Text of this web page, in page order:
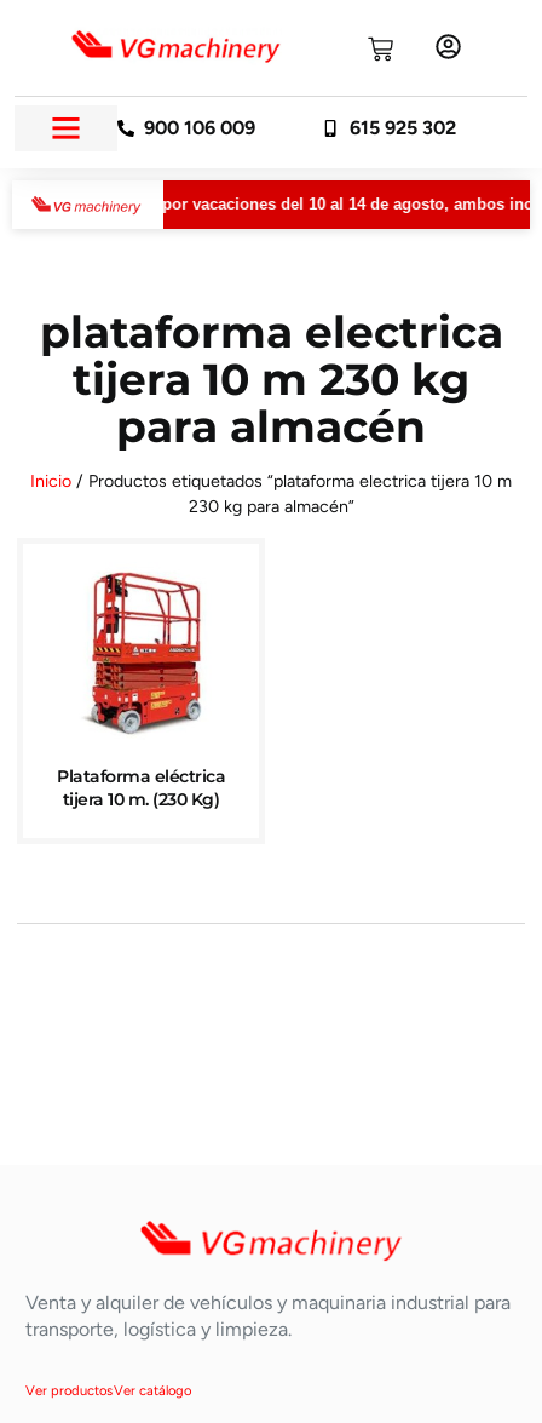
900 106 009 615 925 302
cerrada por vacaciones del 10 al 14 de agosto, ambos
plataforma electrica
tijera 10 m 230 kg
para almacén
Inicio / Productos etiquetados “plataforma electrica tijera 10 m
230 kg para almacén”
Plataforma eléctrica
tijera 10 m. (230 Kg)
Venta y alquiler de vehículos y maquinaria industrial para
transporte, logística y limpieza.
Ver productosVer catálogo